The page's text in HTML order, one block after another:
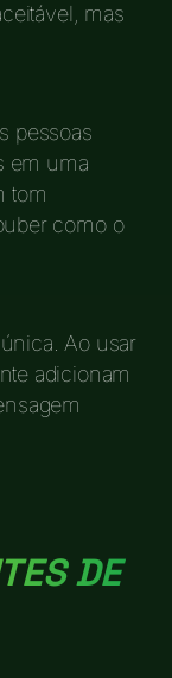
mas
pessoas
em uma
tom
como o
Ao usar
adicionam
DE